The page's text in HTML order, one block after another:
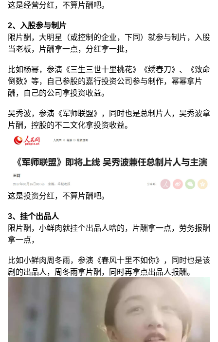
这是经营分红，不算片酬吧。
2、入股参与制片
限片酬，大明星（或控制的企业，下同）就参与制片，入股
当老板，片酬拿一点，分红拿一批，
比如杨幂，参演《三生三世十里桃花》《绣春刀》、《致命
倒数》等，自己参股的嘉行投资公司参与制作，幂幂拿片
酬，自己的公司拿投资收益。
吴秀波，参演《军师联盟》，同时也是总制片人，吴秀波拿
片酬，控股的不二文化拿投资收益。
这是投资分红，不算片酬吧。
3、挂个出品人
限片酬，小鲜肉就挂个出品人啥的，片酬拿一点，劳务报酬
拿一点，
比如小鲜肉周冬雨，参演《春风十里不如你》，同时也是该
剧的出品人，周冬雨拿片酬，同时再拿点出品人报酬。